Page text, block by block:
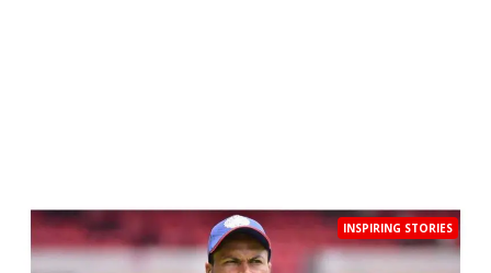
INSPIRING STORIES